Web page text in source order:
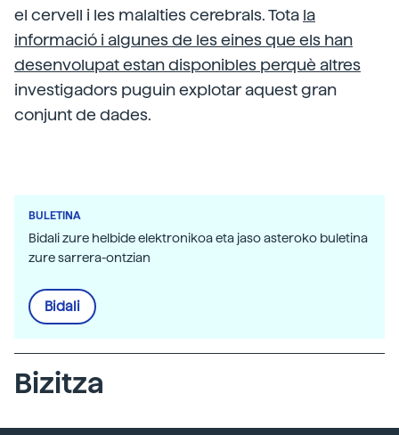
el cervell i les malalties cerebrals. Tota la
informació i algunes de les eines que els han
desenvolupat estan disponibles perquè altres
investigadors puguin explotar aquest gran
conjunt de dades.
BULETINA
Bidali zure helbide elektronikoa eta jaso asteroko buletina
zure sarrera-ontzian
Bidali
Bizitza